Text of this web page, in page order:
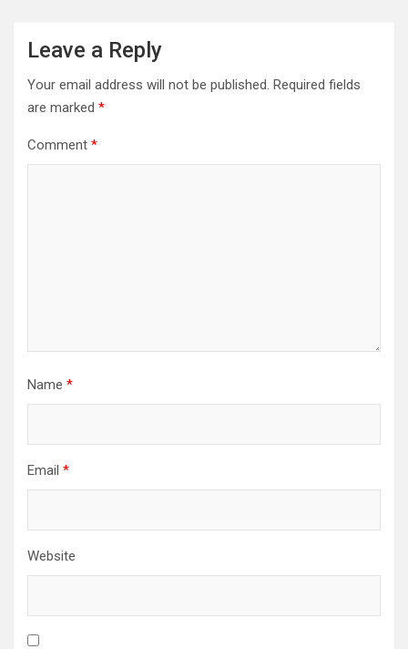
Leave a Reply
Your email address will not be published. Required fields
are marked *
Comment *
Name *
Email *
Website